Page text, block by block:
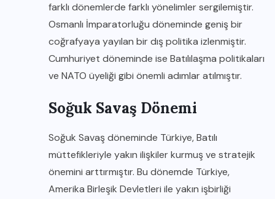
farklı dönemlerde farklı yönelimler sergilemiştir.
Osmanlı İmparatorluğu döneminde geniş bir
coğrafyaya yayılan bir dış politika izlenmiştir.
Cumhuriyet döneminde ise Batılılaşma politikaları
ve NATO üyeliği gibi önemli adımlar atılmıştır.
Soğuk Savaş Dönemi
Soğuk Savaş döneminde Türkiye, Batılı
müttefikleriyle yakın ilişkiler kurmuş ve stratejik
önemini arttırmıştır. Bu dönemde Türkiye,
Amerika Birleşik Devletleri ile yakın işbirliği